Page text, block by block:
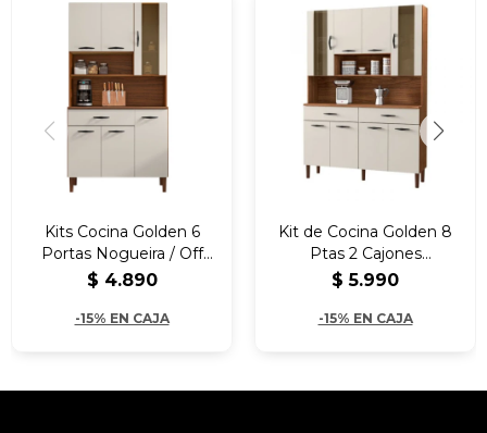
Kits Cocina Golden 6
Portas Nogueira / Off
White
$ 4.890
-15% EN CAJA
Kit de Cocina Golden 8
Ptas 2 Cajones
Nogueira/Off White
$ 5.990
-15% EN CAJA